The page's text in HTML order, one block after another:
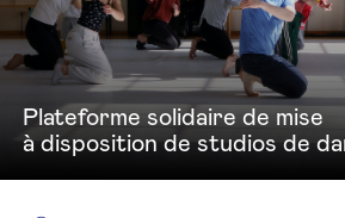
Plateforme solidaire de mise
à disposition de studios de